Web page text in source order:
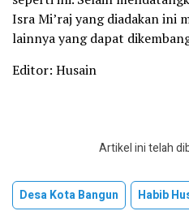
Isra Mi’raj yang diadakan ini
lainnya yang dapat
Editor: Husain
Artikel ini telah
Desa Kota Bangun
Habib